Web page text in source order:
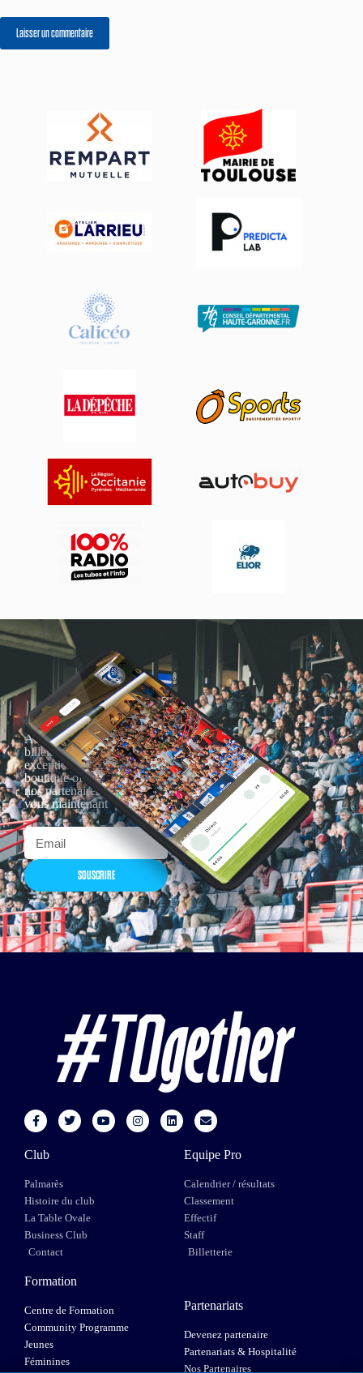
Laisser un commentaire
Actualités, nouveautés,
billetterie, remises
exceptionnelles dans la
boutique officielles & chez
nos partenaires… Inscrivez-
vous maintenant
SOUSCRIRE
Club
Palmarès
Histoire du club
La Table Ovale
Business Club
Contact
Equipe Pro
Calendrier / résultats
Classement
Effectif
Staff
Billetterie
Formation
Centre de Formation
Community Programme
Jeunes
Féminines
Partenariats
Devenez partenaire
Partenariats & Hospitalité
Nos Partenaires